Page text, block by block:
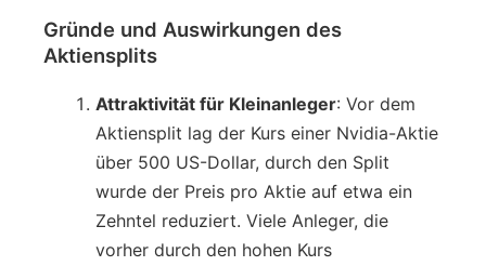
Gründe und Auswirkungen des
Aktiensplits
Attraktivität für Kleinanleger: Vor dem
Aktiensplit lag der Kurs einer Nvidia-Aktie
über 500 US-Dollar, durch den Split
wurde der Preis pro Aktie auf etwa ein
Zehntel reduziert. Viele Anleger, die
vorher durch den hohen Kurs